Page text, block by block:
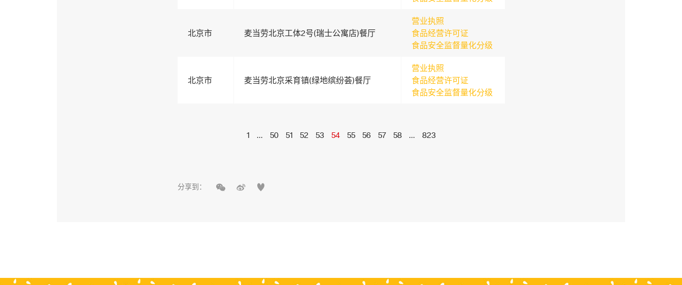
北京市 麦当劳北京工体2号(瑞士公寓店)餐厅
营业执照
食品经营许可证
食品安全监督量化分级
北京市 麦当劳北京采育镇(绿地缤纷荟)餐厅
营业执照
食品经营许可证
食品安全监督量化分级
1 ... 50 51 52 53 54 55 56 57 58 ... 823
分享到：   